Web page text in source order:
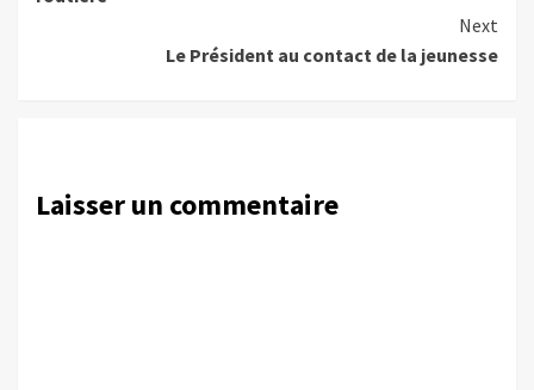
Next
Le Président au contact de la jeunesse
Laisser un commentaire